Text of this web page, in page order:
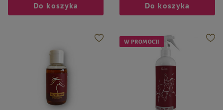
Do koszyka Do koszyka
W PROMOCJI